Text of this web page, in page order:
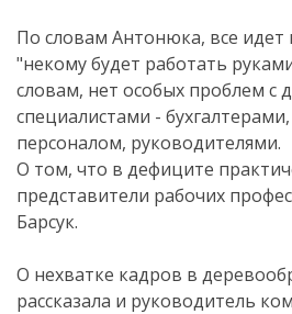
По словам Антонюка, все идет
"некому будет работать
словам, нет особых проблем с
специалистами -
персоналом, руководителями.
О том, что в дефиците
представители рабочих
Барсук.
О нехватке кадров в
рассказала и руководитель